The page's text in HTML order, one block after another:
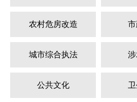
农村危房改造
城市综合执法
公共文化